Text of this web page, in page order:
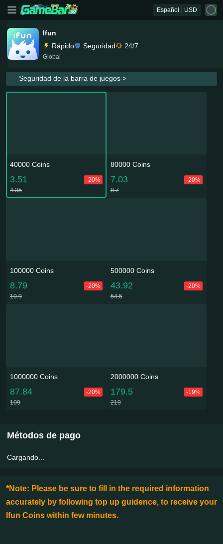
Español | USD
Ifun
Rápido
Seguridad 24/7
Global
Seguridad de la barra de juegos >
40000 Coins
3.51
-20%
4.35
80000 Coins
7.03
-20%
8.7
100000 Coins
8.79
-20%
10.9
500000 Coins
43.92
-20%
54.5
1000000 Coins
87.84
-20%
109
2000000 Coins
179.5
-19%
219
Métodos de pago
Cargando...
*Note: Please be sure to fill in the required information
accurately by following top up guidence, to receive your
Ifun Coins within few minutes.